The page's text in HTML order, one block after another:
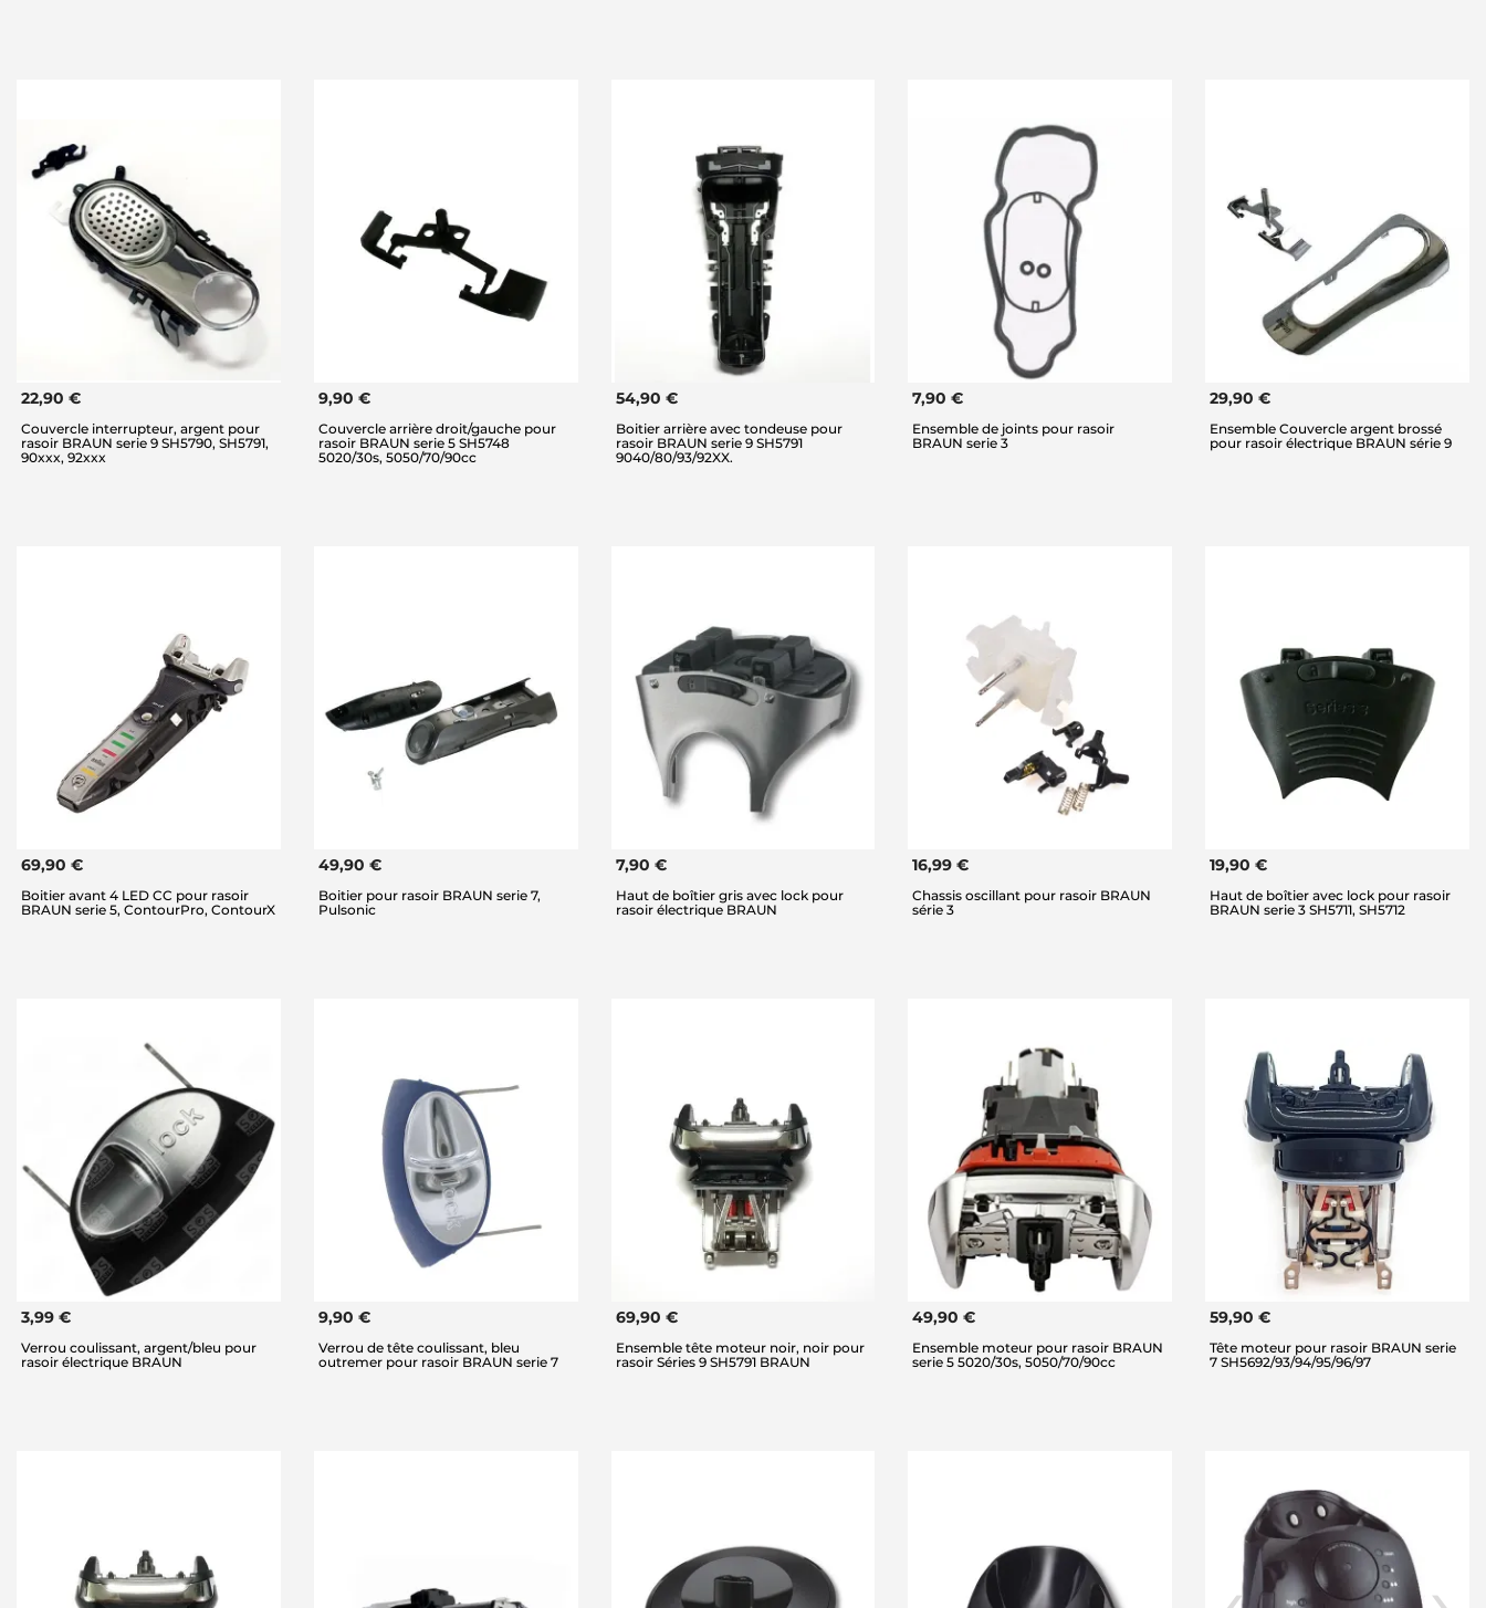
22,90 €
Couvercle interrupteur, argent pour
rasoir BRAUN serie 9 SH5790, SH5791,
90xxx, 92xxx
9,90 €
Couvercle arrière droit/gauche pour
rasoir BRAUN serie 5 SH5748
5020/30s, 5050/70/90cc
54,90 €
Boitier arrière avec tondeuse pour
rasoir BRAUN serie 9 SH5791
9040/80/93/92XX.
7,90 €
Ensemble de joints pour rasoir
BRAUN serie 3
29,90 €
Ensemble Couvercle argent brossé
pour rasoir électrique BRAUN série 9
69,90 €
Boitier avant 4 LED CC pour rasoir
BRAUN serie 5, ContourPro, ContourX
49,90 €
Boitier pour rasoir BRAUN serie 7,
Pulsonic
7,90 €
Haut de boîtier gris avec lock pour
rasoir électrique BRAUN
16,99 €
Chassis oscillant pour rasoir BRAUN
série 3
19,90 €
Haut de boîtier avec lock pour rasoir
BRAUN serie 3 SH5711, SH5712
3,99 €
Verrou coulissant, argent/bleu pour
rasoir électrique BRAUN
9,90 €
Verrou de tête coulissant, bleu
outremer pour rasoir BRAUN serie 7
69,90 €
Ensemble tête moteur noir, noir pour
rasoir Séries 9 SH5791 BRAUN
49,90 €
Ensemble moteur pour rasoir BRAUN
serie 5 5020/30s, 5050/70/90cc
59,90 €
Tête moteur pour rasoir BRAUN serie
7 SH5692/93/94/95/96/97